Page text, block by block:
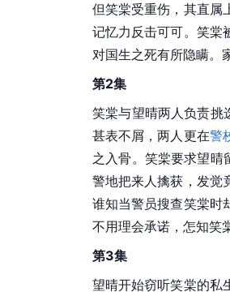
但笑棠受重伤，其直属
记忆力反击可可。笑棠
对国生之死有所隐瞒。
第2集
笑棠与望晴两人负责挑
甚表不屑，两人更在警
之入骨。笑棠要求望晴
警地把来人擒获，发觉
谁知当警员搜查笑棠时
不用理会承诺，怎知笑
第3集
望晴开始窃听笑棠的私